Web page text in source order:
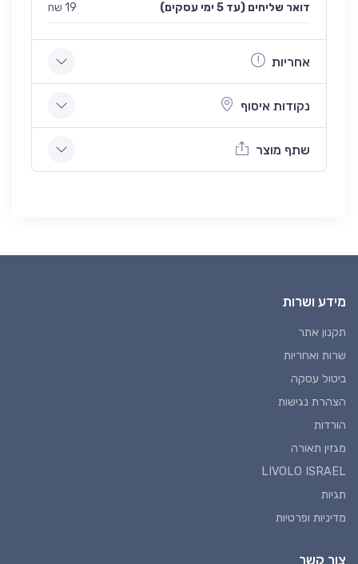
(עד 5 ימי עסקים) דואר שליחים 19 שח
אחריות
נקודות איסוף
שתף מוצר
מידע ושרות
תקנון אתר
שרות ואחריות
ביטול עסקה
הצהרת נגישות
הורדות
מגזין תאורה
LIVOLO ISRAEL
תגיות
מדיניות ופרטיות
צור קשר